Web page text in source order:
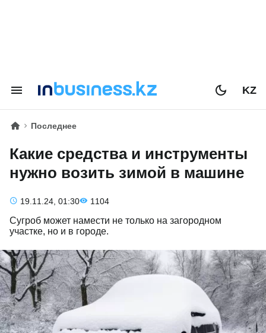
KZ
Последнее
Какие средства и инструменты
нужно возить зимой в машине
19.11.24, 01:30 1104
Сугроб может намести не только на загородном
участке, но и в городе.